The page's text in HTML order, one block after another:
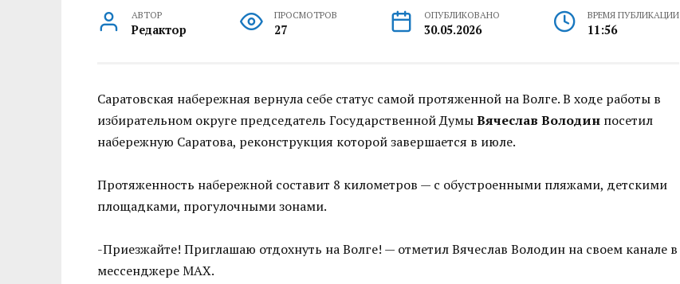
АВТОР
Редактор
ПРОСМОТРОВ
27
ОПУБЛИКОВАНО
30.05.2026
ВРЕМЯ ПУБЛИКАЦИИ
11:56
Саратовская набережная вернула себе статус самой протяженной на Волге. В ходе работы в
избирательном округе председатель Государственной ДумыВячеслав Володин посетил
набережную Саратова, реконструкция которой завершается в июле.
Протяженность набережной составит 8 километров — с обустроенными пляжами, детскими
площадками, прогулочными зонами.
-Приезжайте! Приглашаю отдохнуть на Волге! — отметил Вячеслав Володин на своем канале в
мессенджере МАХ.